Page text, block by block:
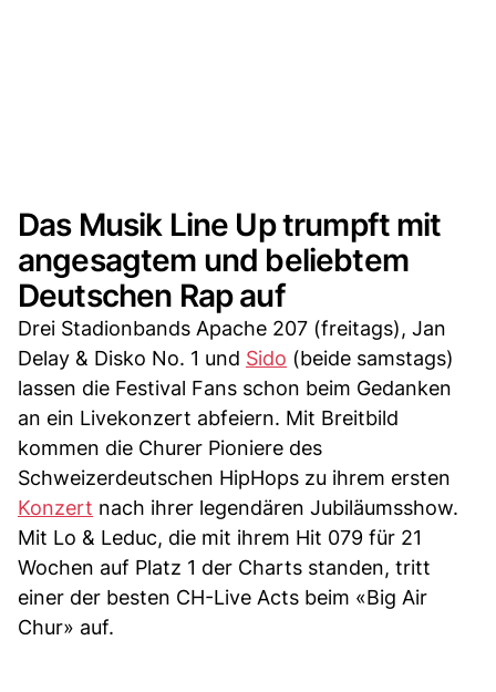
Das Musik Line Up trumpft mit
angesagtem und beliebtem
Deutschen Rap auf
Drei Stadionbands Apache 207 (freitags), Jan
Delay & Disko No. 1 und Sido (beide samstags)
lassen die Festival Fans schon beim Gedanken
an ein Livekonzert abfeiern. Mit Breitbild
kommen die Churer Pioniere des
Schweizerdeutschen HipHops zu ihrem ersten
Konzert nach ihrer legendären Jubiläumsshow.
Mit Lo & Leduc, die mit ihrem Hit 079 für 21
Wochen auf Platz 1 der Charts standen, tritt
einer der besten CH-Live Acts beim «Big Air
Chur» auf.